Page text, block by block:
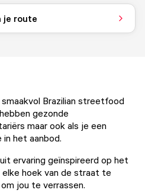
je route
Brazilian streetfood
gezonde
maar ook als je een
het aanbod.
ervaring geïnspireerd op het
elke hoek van de straat te
jou te verrassen.